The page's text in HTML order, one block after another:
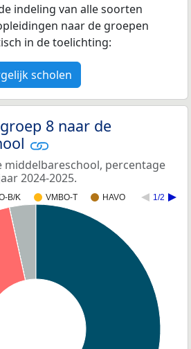
indeling van alle soorten
naar de groepen
in de toelichting:
scholen
8 naar de
percentage
2024-2025.
B/K VMBO-T HAVO 1/2